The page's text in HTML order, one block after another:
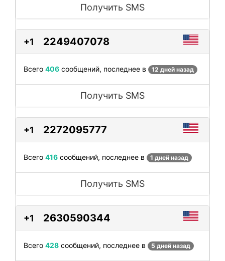
Получить SMS
+1 2249407078
Всего 406 сообщений, последнее в 12 дней назад
Получить SMS
+1 2272095777
Всего 416 сообщений, последнее в 1 дней назад
Получить SMS
+1 2630590344
Всего 428 сообщений, последнее в 5 дней назад